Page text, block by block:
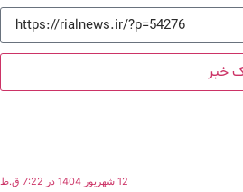
خبر
12 شهریور 1404 در 7:22 ق.ظ